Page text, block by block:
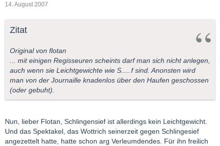
14. August 2007
Zitat
Original von flotan
... mit einigen Regisseuren scheints darf man sich nicht anlegen,
auch wenn sie Leichtgewichte wie S.....f sind. Anonsten wird
man von der Journaille knadenlos über den Haufen geschossen
(oder gebuht).
Nun, lieber Flotan, Schlingensief ist allerdings kein Leichtgewicht.
Und das Spektakel, das Wottrich seinerzeit gegen Schlingesief
angezettelt hatte, hatte schon arg Verleumdendes. Für ihn freilich